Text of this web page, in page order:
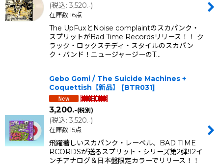
(税込: 3,520 .-)
在庫数 16点
The UpFuxとNoise complaintのスカパンク・
スプリットがBad Time Recordsリリース！！ ク
ラック・ロックステディ・スタイルのスカパン
ク・バンド！ニュージャージーのT…
Gebo Gomi / The Suicide Machines +
Coquettish【新品】
[BTR031]
3,200.-(税別)
(税込: 3,520 .-)
在庫数 15点
飛躍著しいスカパンク・レーベル、BAD TIME
RCORDSが送るスプリット・シリーズ第2弾!12イ
ンチアナログ＆日本盤限定カラーでリリース！！